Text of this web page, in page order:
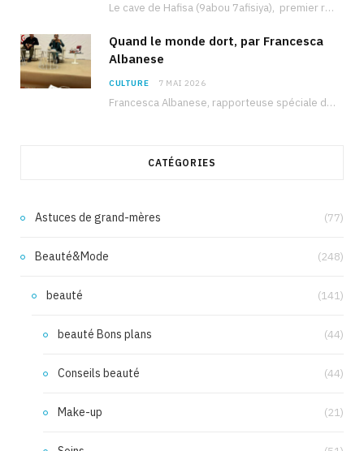
Le cave de Hafisa (9abou 7afisiya), premier roman du journaliste tunisien Mohamed Amine Ben Hlel,…
Quand le monde dort, par Francesca
Albanese
CULTURE 7 MAI 2026
Francesca Albanese, rapporteuse spéciale de l’ONU sur les territoires palestiniens occupés, était à Tunis pour…
CATÉGORIES
Astuces de grand-mères (77)
Beauté&Mode (248)
beauté (141)
beauté Bons plans (44)
Conseils beauté (44)
Make-up (21)